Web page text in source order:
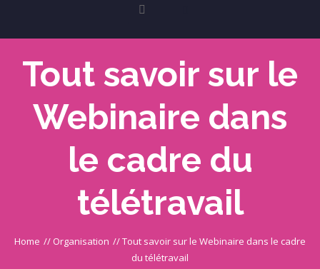
Tout savoir sur le
Webinaire dans
le cadre du
télétravail
Home // Organisation //Tout savoir sur le Webinaire dans le cadre
du télétravail